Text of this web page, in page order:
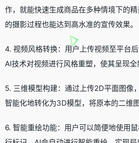
作，就能快速生成商品在多种情境下的
的摄影过程也能达到高水准的宣传效果。
4. 视频风格转换：用户上传视频至平台
AI技术对视频进行风格重塑，使其呈现全
5. 三维模型构建：通过上传2D平面图像
智能化地转化为3D模型，将原本的二维图
6. 智能重绘功能：用户可以简便地使用